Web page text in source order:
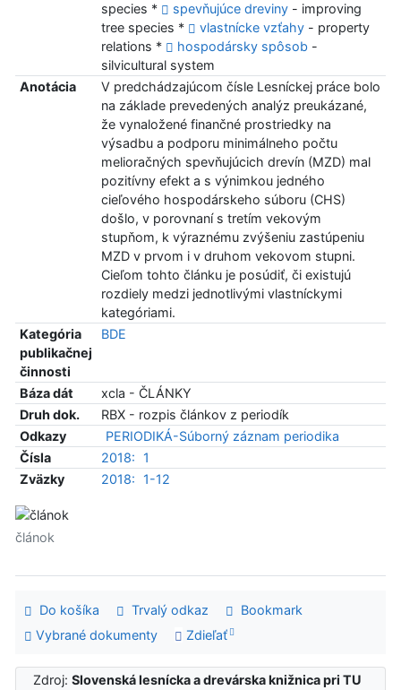
species *
spevňujúce dreviny- improving
tree species *
vlastnícke vzťahy- property
relations *
hospodársky spôsob-
silvicultural system
Anotácia
V predchádzajúcom čísle Lesníckej práce bolo
na základe prevedených analýz preukázané,
že vynaložené finančné prostriedky na
výsadbu a podporu minimálneho počtu
melioračných spevňujúcich drevín (MZD) mal
pozitívny efekt a s výnimkou jedného
cieľového hospodárskeho súboru (CHS)
došlo, v porovnaní s tretím vekovým
stupňom, k výraznému zvýšeniu zastúpeniu
MZD v prvom i v druhom vekovom stupni.
Cieľom tohto článku je posúdiť, či existujú
rozdiely medzi jednotlivými vlastníckymi
kategóriami.
Kategória
publikačnej
činnosti
BDE
Báza dát
xcla - ČLÁNKY
Druh dok.
RBX - rozpis článkov z periodík
Odkazy
PERIODIKÁ-Súborný záznam periodika
Čísla
2018:
1
Zväzky
2018: 1-12
článok
Do košíka Trvalý odkaz
Bookmark
Vybrané dokumenty
Zdieľať
Zdroj:Slovenská lesnícka a drevárska knižnica pri TU